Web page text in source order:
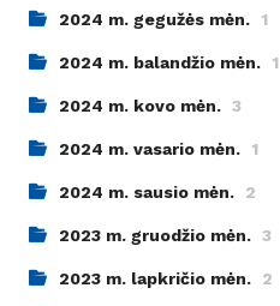
2024 m. gegužės mėn. 1
2024 m. balandžio mėn. 1
2024 m. kovo mėn. 3
2024 m. vasario mėn. 1
2024 m. sausio mėn. 2
2023 m. gruodžio mėn. 3
2023 m. lapkričio mėn. 2